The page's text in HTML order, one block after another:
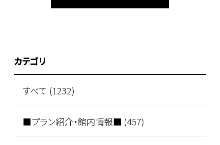
カテゴリ
すべて (1232)
■プラン紹介・館内情報■ (457)